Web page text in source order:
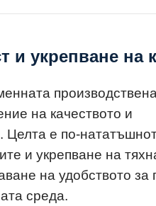
укрепване на
на качеството и
Целта е по-
и укрепване на
на удобството за
среда.